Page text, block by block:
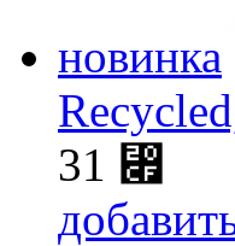
новинка
31 ⃏